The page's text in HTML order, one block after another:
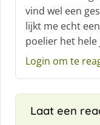
e
e
f
vind wel een
lijkt me echt
poelier het hele
Login om te
Laat een